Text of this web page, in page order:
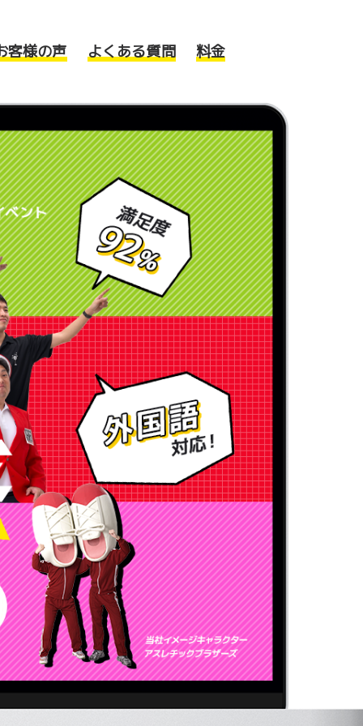
客様の声 よくある質問 料金